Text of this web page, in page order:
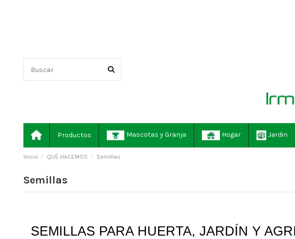
Productos Mascotas y Granja Hogar Jardin
Inicio QUÉ HACEMOS Semillas
Semillas
SEMILLAS PARA HUERTA, JARDÍN Y